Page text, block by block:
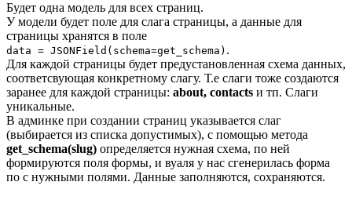
Будет одна модель для всех страниц.
У модели будет поле для слага страницы, а данные для
страницы хранятся в поле
data = JSONField(schema=get_schema) .
Для каждой страницы будет предустановленная схема данных,
соответсвующая конкретному слагу. Т.е слаги тоже создаются
заранее для каждой страницы: about, contacts и тп. Слаги
уникальные.
В админке при создании страниц указывается слаг
(выбирается из списка допустимых), с помощью метода
get_schema(slug) определяется нужная схема, по ней
формируются поля формы, и вуаля у нас сгенерилась форма
по с нужными полями. Данные заполняются, сохраняются.